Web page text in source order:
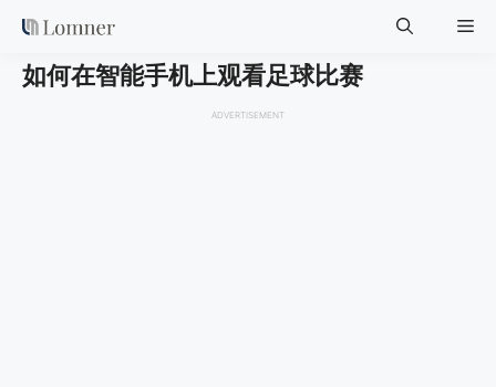
content
如何在智能手机上观看足球比赛
ADVERTISEMENT